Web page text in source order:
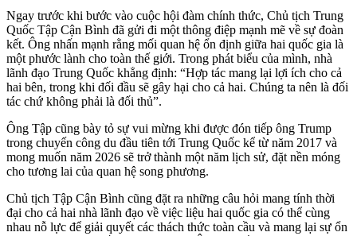
Ngay trước khi bước vào cuộc hội đàm chính thức, Chủ tịch Trung
Quốc Tập Cận Bình đã gửi đi một thông điệp mạnh mẽ về sự đoàn
kết. Ông nhấn mạnh rằng mối quan hệ ổn định giữa hai quốc gia là
một phước lành cho toàn thế giới. Trong phát biểu của mình, nhà
lãnh đạo Trung Quốc khẳng định: “Hợp tác mang lại lợi ích cho cả
hai bên, trong khi đối đầu sẽ gây hại cho cả hai. Chúng ta nên là đối
tác chứ không phải là đối thủ”.
Ông Tập cũng bày tỏ sự vui mừng khi được đón tiếp ông Trump
trong chuyến công du đầu tiên tới Trung Quốc kể từ năm 2017 và
mong muốn năm 2026 sẽ trở thành một năm lịch sử, đặt nền móng
cho tương lai của quan hệ song phương.
Chủ tịch Tập Cận Bình cũng đặt ra những câu hỏi mang tính thời
đại cho cả hai nhà lãnh đạo về việc liệu hai quốc gia có thể cùng
nhau nỗ lực để giải quyết các thách thức toàn cầu và mang lại sự ổn